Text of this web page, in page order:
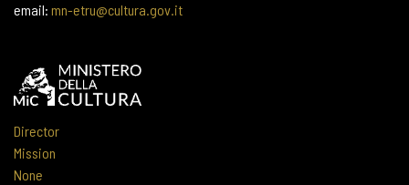
email: mn-etru@cultura.gov.it
Director
Mission
None